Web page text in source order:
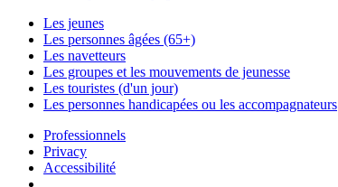
Les jeunes
Les personnes âgées (65+)
Les navetteurs
Les groupes et les mouvements de jeunesse
Les touristes (d'un jour)
Les personnes handicapées ou les accompagnateurs
Professionnels
Privacy
Accessibilité